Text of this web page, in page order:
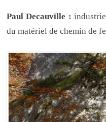
Paul Decauville :
du matériel de chemin de